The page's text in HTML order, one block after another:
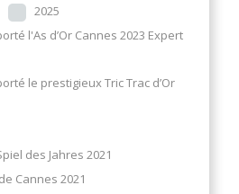
2025
l'As d’Or Cannes 2023 Expert
le prestigieux Tric Trac d’Or
des Jahres 2021
Cannes 2021